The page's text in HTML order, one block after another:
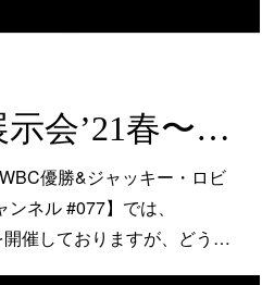
朝日昇青空展示会’21春〜WBC優勝&ジャッキー・ロビンソン【朝日昇の奇人チャンネル #077​】
優勝&ジャッキー・ロビ
ネル #077​】では、
催しておりますが、どう…